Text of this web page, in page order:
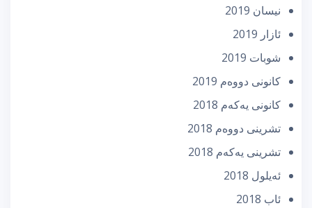
نیسان 2019
ئازار 2019
شوبات 2019
كانونی دووه‌م 2019
كانونی یه‌كه‌م 2018
تشرینی دووه‌م 2018
تشرینی یه‌كه‌م 2018
ئه‌یلول 2018
ئاب 2018